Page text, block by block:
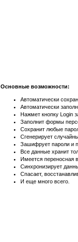
Основные возможности:
Автоматически
Автоматически
Нажмет кнопку Login
Заполнит формы
Сохранит любые
Сгенерирует
Зашифрует пароли и
Все данные хранит
Имеется переносная
Синхронизирует
Спасает,
И еще много всего.